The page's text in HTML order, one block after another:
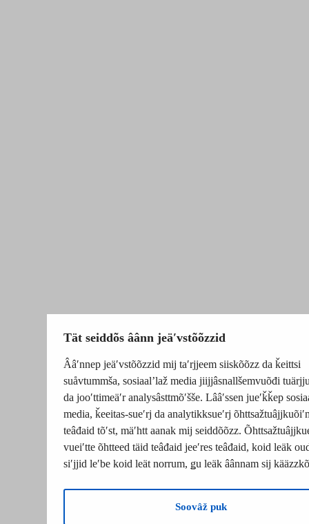
Tät seiddõs âânn jeäʹvstõõzzid
Ââʹnnep jeäʹvstõõzzid mij taʹrjjeem siiskõõzz da ǩeittsi
suåvtummša, sosiaalʼlaž media jiijjâsnallšemvuõđi
da jooʹttimeäʹr analysâsttmõʹšše. Lââʹssen jueʹǩǩep
media, ǩeeitas-sueʹrj da analytikksueʹrj
teâđaid tõʹst, mäʹhtt aanak mij seiddõõzz.
vueiʹtte õhtteed täid teâđaid jeeʹres teâđaid, koid leäk
siʹjjid leʹbe koid leät norrum, ǥu leäk âânnam sij
Soovâž puk